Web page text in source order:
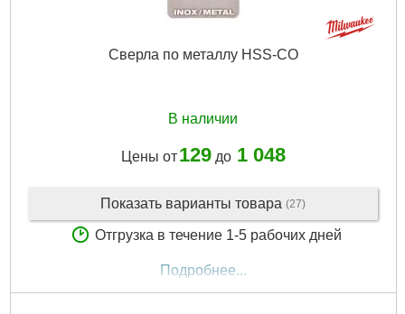
Сверла по металлу HSS-CO
В наличии
Цены от 129до 1 048
Показать варианты товара (27)
Отгрузка в течение 1-5 рабочих дней
Подробнее...